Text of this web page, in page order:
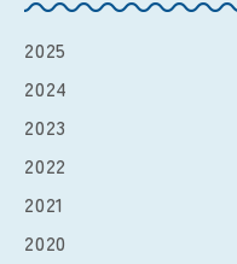
2025
2024
2023
2022
2021
2020